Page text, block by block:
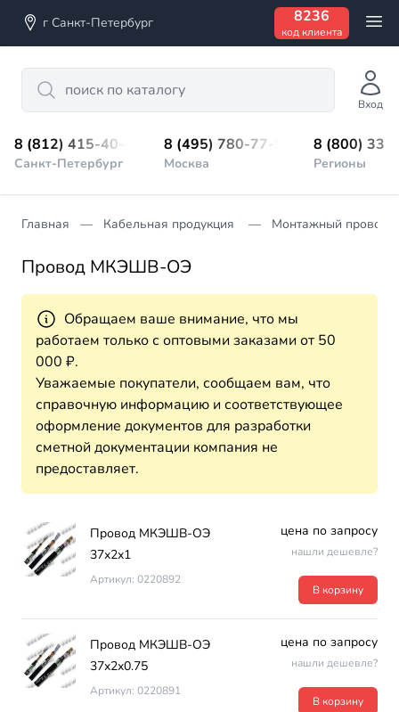
г Санкт-Петербург 8236
код клиента
Search
Вход
8 (812) 415-40-45
Санкт-Петербург
8 (495) 780-77-98
Москва
8 (800)
Регионы
Главная Кабельная продукция Монтажный провод
Провод МКЭШВ-ОЭ
Обращаем ваше внимание, что мы
работаем только с оптовыми заказами от 50
000 ₽.
Уважаемые покупатели, сообщаем вам, что
справочную информацию и соответствующее
оформление документов для разработки
сметной документации компания не
предоставляет.
Провод МКЭШВ-ОЭ
37х2х1
Артикул: 0220892
цена по запросу
нашли дешевле?
В корзину
Провод МКЭШВ-ОЭ
37х2х0.75
Артикул: 0220891
цена по запросу
нашли дешевле?
В корзину